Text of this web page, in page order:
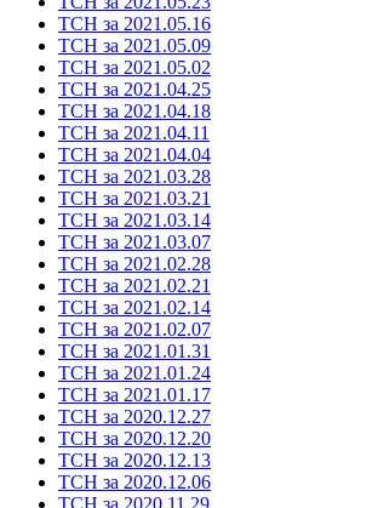
ТСН за 2021.05.16
ТСН за 2021.05.09
ТСН за 2021.05.02
ТСН за 2021.04.25
ТСН за 2021.04.18
ТСН за 2021.04.11
ТСН за 2021.04.04
ТСН за 2021.03.28
ТСН за 2021.03.21
ТСН за 2021.03.14
ТСН за 2021.03.07
ТСН за 2021.02.28
ТСН за 2021.02.21
ТСН за 2021.02.14
ТСН за 2021.02.07
ТСН за 2021.01.31
ТСН за 2021.01.24
ТСН за 2021.01.17
ТСН за 2020.12.27
ТСН за 2020.12.20
ТСН за 2020.12.13
ТСН за 2020.12.06
ТСН за 2020.11.29